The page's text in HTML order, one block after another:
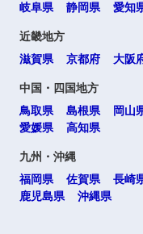
岐阜県
静岡県 愛知
近畿地方
滋賀県
京都府 大阪
中国・四国地方
鳥取県
島根県 岡山
愛媛県
高知県
九州・沖縄
福岡県
佐賀県 長崎
鹿児島県
沖縄県